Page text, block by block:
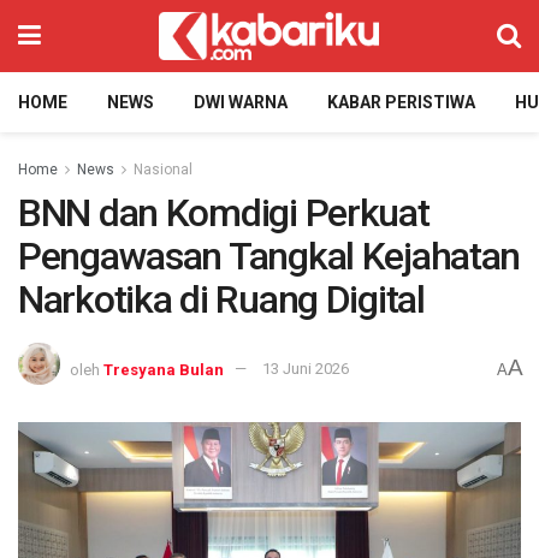
HOME NEWS DWI WARNA KABAR PERISTIWA
Home News Nasional
BNN dan Komdigi Perkuat
Pengawasan Tangkal Kejahatan
Narkotika di Ruang Digital
oleh Tresyana Bulan 13 Juni 2026 AA